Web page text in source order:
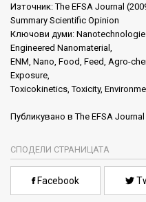
Източник: The EFSA Journal
Summary Scientific Opinion
Ключови думи:
Engineered Nanomaterial,
ENM, Nano, Food, Feed, Agro-
Exposure,
Toxicokinetics, Toxicity,
Публикувано в The EFSA
СПОДЕЛИ СТРАНИЦАТА
Facebook